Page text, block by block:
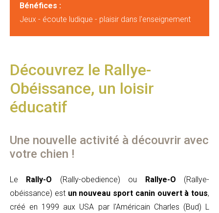
Bénéfices :
Jeux - écoute ludique - plaisir dans l'enseignement
Découvrez le Rallye-
Obéissance, un loisir
éducatif
Une nouvelle activité à découvrir avec
votre chien !
Le Rally-O (Rally-obedience) ou Rallye-O (Rallye-
obéissance) est un nouveau sport canin ouvert à tous,
créé en 1999 aux USA par l'Américain Charles (Bud) L